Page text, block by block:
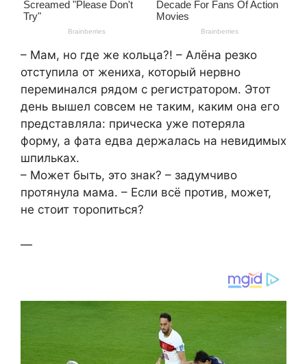
– Мам, но где же кольца?! – Алёна резко
отступила от жениха, который нервно
переминался рядом с регистратором. Этот
день вышел совсем не таким, каким она его
представляла: прическа уже потеряла
форму, а фата едва держалась на невидимых
шпильках.
– Может быть, это знак? – задумчиво
протянула мама. – Если всё против, может,
не стоит торопиться?
—